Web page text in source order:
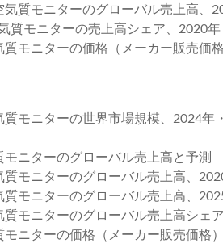
質モニターのグローバル売上高、
モニターの売上高シェア、2020年
質モニターの価格（メーカー販売価
モニターの世界市場規模、2024年
モニターのグローバル売上高と予測
モニターのグローバル売上高、
モニターのグローバル売上高、
モニターのグローバル売上高シェ
モニターの価格（メーカー販売価格